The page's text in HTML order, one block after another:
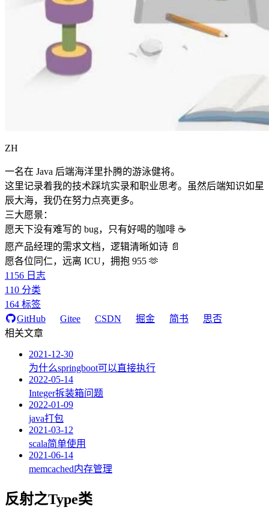
ZH
一名在 Java 后端海洋里扑腾的游泳健将。
这里记录着我的技术踩坑实录和职业思考。虽然后端知识如星
辰大海，我仍在努力点亮更多。
三大愿景：
愿天下没有难写的 bug，只有好喝的咖啡 ☕️
愿产品经理的需求文档，逻辑清晰如诗 📄
愿各位同仁，远离 ICU，拥抱 955 🫶
1156 日志
110 分类
164 标签
GitHub
Gitee CSDN 掘金 简书
思否
相关文章
2021-12-30
为什么springboot可以直接执行
2022-05-14
Integer拆装箱问题
2022-01-09
java打包
2021-03-12
scala简单使用
2021-06-14
memcached内存管理
反射之Type类